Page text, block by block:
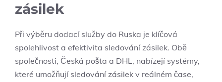
zásilek
Při výběru dodací služby do Ruska je klíčová
spolehlivost a efektivita sledování zásilek. Obě
společnosti, Česká pošta a DHL, nabízejí systémy,
které umožňují sledování zásilek v reálném čase,